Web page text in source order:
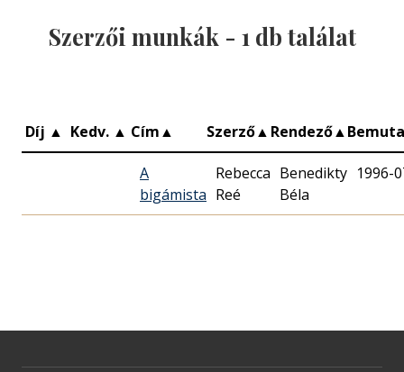
Szerzői munkák - 1 db találat
Díj ▲ Kedv. ▲ Cím▲ Szerző▲ Rendező▲
A
bigámista
Rebecca
Reé
Benedikty
Béla
1996-